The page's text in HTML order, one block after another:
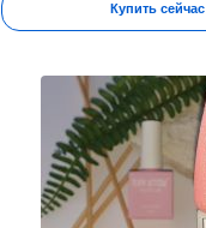
Купить сейчас